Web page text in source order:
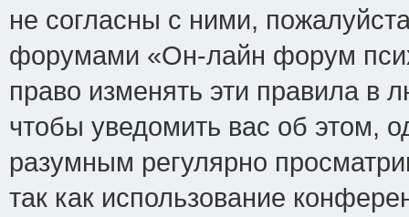
не согласны с ними,
форумами «Он-лайн форум
право изменять эти правила в
чтобы уведомить вас об этом,
разумным регулярно
так как использование